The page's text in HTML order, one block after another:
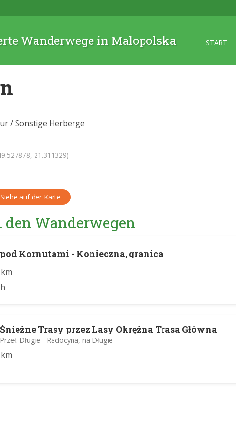
Wanderwege in Malopolska START
/Sonstige Herberge
21.311329)
Siehe auf der Karte
den Wanderwegen
pod Kornutami - Konieczna, granica
Śnieżne Trasy przez Lasy Okrężna Trasa Główna
Przeł. Długie - Radocyna, na Długie